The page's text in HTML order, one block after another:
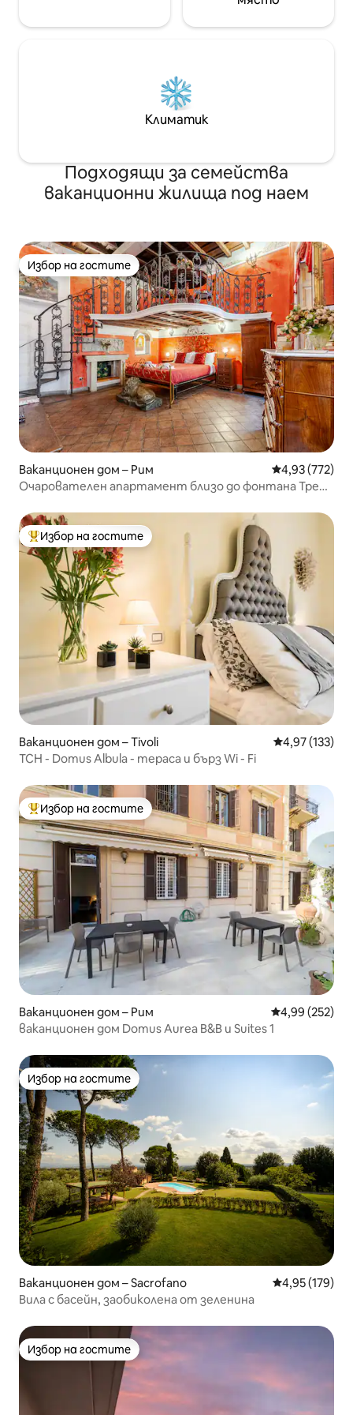
Климатик
Подходящи за семейства
ваканционни жилища под наем
Избор на гостите
Избор на гостите
Ваканционен дом – Рим Средна
4,93 (772)
Очарователен апартамент близо до фонтана Треви
Най-популярен избор на гостите
Избор на гостите
Ваканционен дом – Tivoli Средна
4,97 (133)
TCH - Domus Albula - тераса и бърз Wi - Fi
Най-популярен избор на гостите
Избор на гостите
Ваканционен дом – Рим Средна
4,99 (252)
ваканционен дом Domus Aurea B&B и Suites 1
Избор на гостите
Избор на гостите
Ваканционен дом – Sacrofano Средна
4,95 (179)
Вила с басейн, заобиколена от зеленина
Избор на гостите
Избор на гостите